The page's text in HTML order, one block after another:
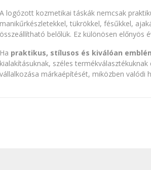
A logózott kozmetikai táskák nemcsak
manikűrkészletekkel, tükrökkel, fésűkkel,
összeállítható belőlük. Ez különösen előnyös
Ha praktikus, stílusos és kiválóan
kialakításuknak, széles
vállalkozása márkaépítését, miközben